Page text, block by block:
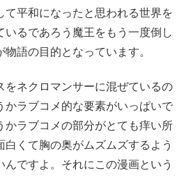
て平和になったと思われる世界を
いるであろう魔王をもう一度倒し
語の目的となっています。
をネクロマンサーに混ぜているの
かラブコメ的な要素がいっぱいで
かラブコメの部分がとても痒い所
白くて胸の奥がムズムズするよう
んですよ。それにこの漫画という